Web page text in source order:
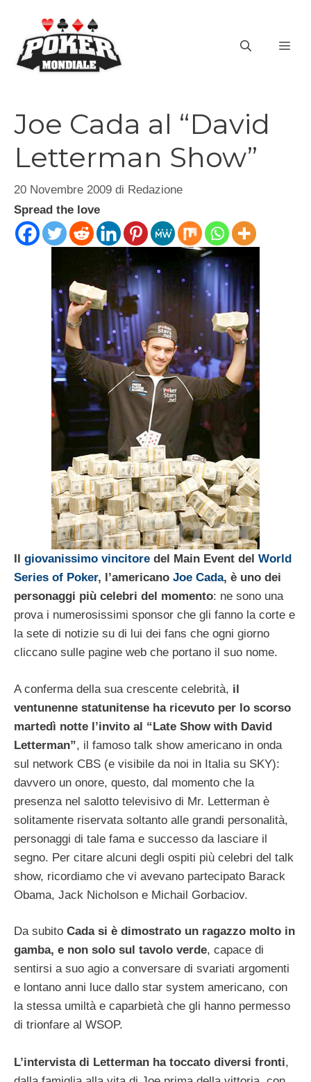
contenuto
Joe Cada al “David
Letterman Show”
20 Novembre 2009 di Redazione
Spread the love
Il giovanissimo vincitore del Main Event del World
Series of Poker, l’americano Joe Cada, è uno dei
personaggi più celebri del momento: ne sono una
prova i numerosissimi sponsor che gli fanno la corte e
la sete di notizie su di lui dei fans che ogni giorno
cliccano sulle pagine web che portano il suo nome.
A conferma della sua crescente celebrità, il
ventunenne statunitense ha ricevuto per lo scorso
martedì notte l’invito al “Late Show with David
Letterman”, il famoso talk show americano in onda
sul network CBS (e visibile da noi in Italia su SKY):
davvero un onore, questo, dal momento che la
presenza nel salotto televisivo di Mr. Letterman è
solitamente riservata soltanto alle grandi personalità,
personaggi di tale fama e successo da lasciare il
segno. Per citare alcuni degli ospiti più celebri del talk
show, ricordiamo che vi avevano partecipato Barack
Obama, Jack Nicholson e Michail Gorbaciov.
Da subito Cada si è dimostrato un ragazzo molto in
gamba, e non solo sul tavolo verde, capace di
sentirsi a suo agio a conversare di svariati argomenti
e lontano anni luce dallo star system americano, con
la stessa umiltà e caparbietà che gli hanno permesso
di trionfare al WSOP.
L’intervista di Letterman ha toccato diversi fronti,